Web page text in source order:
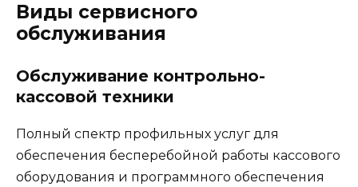
Виды сервисного
обслуживания
Обслуживание контрольно-
кассовой техники
Полный спектр профильных услуг для
обеспечения бесперебойной работы кассового
оборудования и программного обеспечения